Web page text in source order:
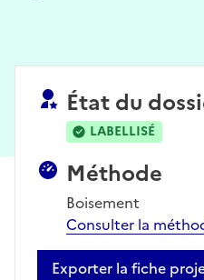
État du
LABELLISÉ
Méthode
Boisement
Consulter la
Exporter la fiche